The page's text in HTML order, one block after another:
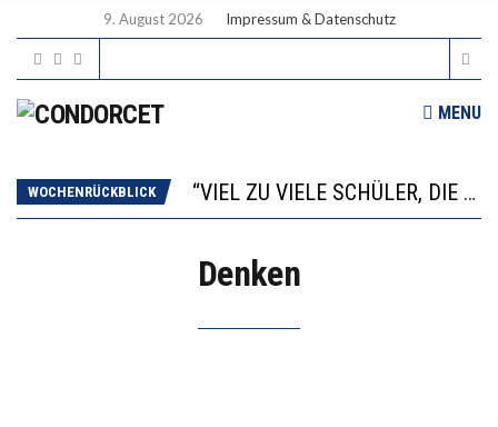
9. August 2026 Impressum & Datenschutz
MENU
WOCHENRÜCKBLICK
DIE GANZE HILFLOSIGKEIT DES BILDUNGSBÜRGERTUMS
Denken